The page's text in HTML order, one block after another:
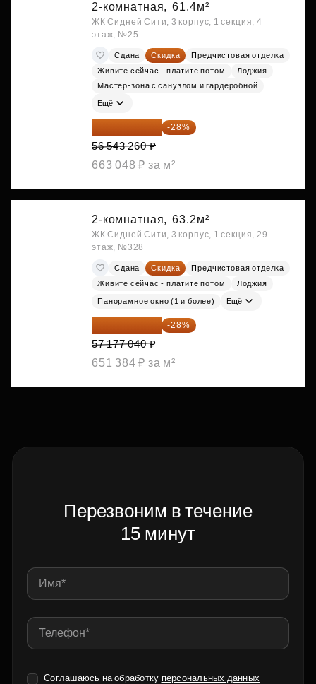
2-комнатная, 61.4м²
ЖК Сидней Сити, 3 корпус, 1 секция, 4
этаж, №25
Сдана Скидка
Предчистовая отделка
Живите сейчас - платите потом
Лоджия
Мастер-зона с санузлом и гардеробной
Ещё
40 711 147 ₽ -28%
56 543 260 ₽
663 048 ₽ за м²
2-комнатная, 63.2м²
ЖК Сидней Сити, 3 корпус, 1 секция, 29
этаж, №328
Сдана Скидка
Предчистовая отделка
Живите сейчас - платите потом
Лоджия
Панорамное окно (1 и более) Ещё
41 167 469 ₽ -28%
57 177 040 ₽
651 384 ₽ за м²
Перезвоним в течение
15 минут
Соглашаюсь на обработку персональных данных